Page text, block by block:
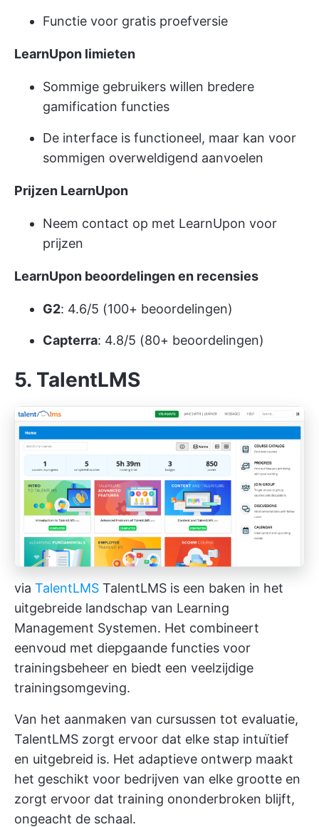
Functie voor gratis proefversie
LearnUpon limieten
Sommige gebruikers willen bredere
gamification functies
De interface is functioneel, maar kan voor
sommigen overweldigend aanvoelen
Prijzen LearnUpon
Neem contact op met LearnUpon voor
prijzen
LearnUpon beoordelingen en recensies
G2: 4.6/5 (100+ beoordelingen)
Capterra: 4.8/5 (80+ beoordelingen)
5. TalentLMS
via TalentLMS TalentLMS is een baken in het
uitgebreide landschap van Learning
Management Systemen. Het combineert
eenvoud met diepgaande functies voor
trainingsbeheer en biedt een veelzijdige
trainingsomgeving.
Van het aanmaken van cursussen tot evaluatie,
TalentLMS zorgt ervoor dat elke stap intuïtief
en uitgebreid is. Het adaptieve ontwerp maakt
het geschikt voor bedrijven van elke grootte en
zorgt ervoor dat training ononderbroken blijft,
ongeacht de schaal.